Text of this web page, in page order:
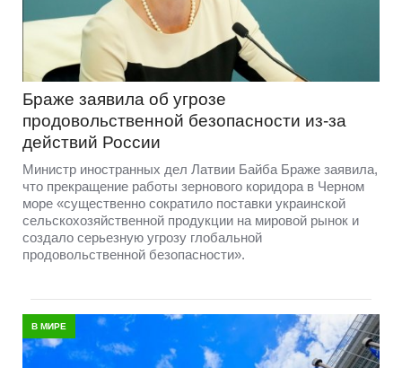
Браже заявила об угрозе
продовольственной безопасности из-за
действий России
Министр иностранных дел Латвии Байба Браже заявила,
что прекращение работы зернового коридора в Черном
море «существенно сократило поставки украинской
сельскохозяйственной продукции на мировой рынок и
создало серьезную угрозу глобальной
продовольственной безопасности».
В МИРЕ